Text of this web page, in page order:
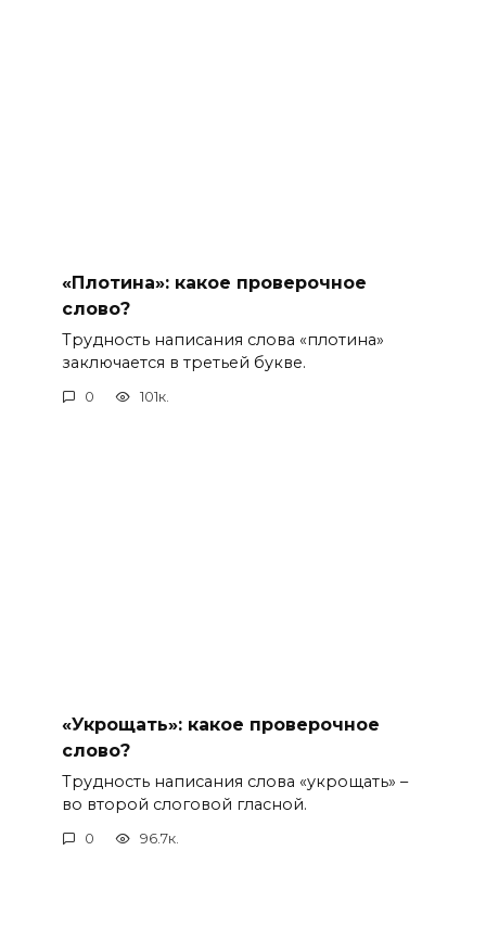
«Плотина»: какое проверочное
слово?
Трудность написания слова «плотина»
заключается в третьей букве.
0 101к.
«Укрощать»: какое проверочное
слово?
Трудность написания слова «укрощать» –
во второй слоговой гласной.
0 96.7к.